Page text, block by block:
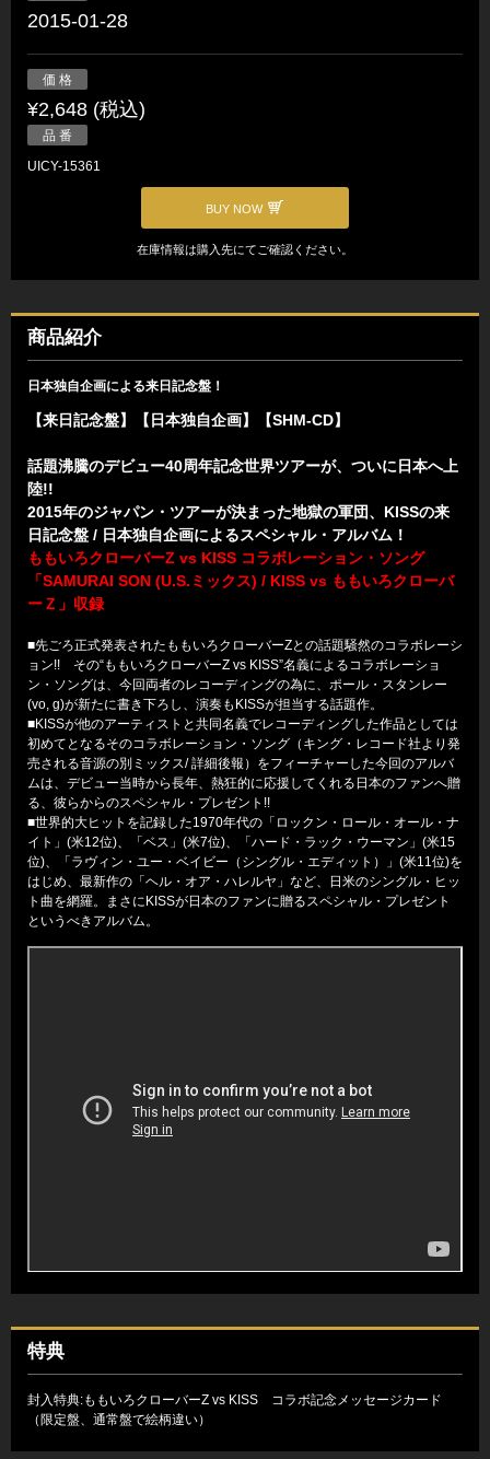
2015-01-28
価 格
¥2,648 (税込)
品 番
UICY-15361
BUY NOW
在庫情報は購入先にてご確認ください。
商品紹介
日本独自企画による来日記念盤！
【来日記念盤】【日本独自企画】【SHM-CD】
話題沸騰のデビュー40周年記念世界ツアーが、ついに日本へ上
陸!!
2015年のジャパン・ツアーが決まった地獄の軍団、KISSの来
日記念盤 / 日本独自企画によるスペシャル・アルバム！
ももいろクローバーZ vs KISS コラボレーション・ソング
「SAMURAI SON (U.S.ミックス) / KISS vs ももいろクローバ
ーＺ」収録
■先ごろ正式発表されたももいろクローバーZとの話題騒然のコラボレーシ
ョン!! その“ももいろクローバーZ vs KISS”名義によるコラボレーショ
ン・ソングは、今回両者のレコーディングの為に、ポール・スタンレー
(vo, g)が新たに書き下ろし、演奏もKISSが担当する話題作。
■KISSが他のアーティストと共同名義でレコーディングした作品としては
初めてとなるそのコラボレーション・ソング（キング・レコード社より発
売される音源の別ミックス/ 詳細後報）をフィーチャーした今回のアルバ
ムは、デビュー当時から長年、熱狂的に応援してくれる日本のファンへ贈
る、彼らからのスペシャル・プレゼント!!
■世界的大ヒットを記録した1970年代の「ロックン・ロール・オール・ナ
イト」(米12位)、「ベス」(米7位)、「ハード・ラック・ウーマン」(米15
位)、「ラヴィン・ユー・ベイビー（シングル・エディット）」(米11位)を
はじめ、最新作の「ヘル・オア・ハレルヤ」など、日米のシングル・ヒッ
ト曲を網羅。まさにKISSが日本のファンに贈るスペシャル・プレゼント
というべきアルバム。
特典
封入特典:ももいろクローバーZ vs KISS コラボ記念メッセージカード
（限定盤、通常盤で絵柄違い）